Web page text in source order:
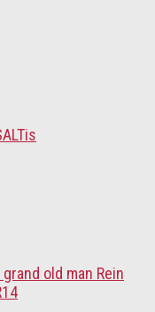
old man Rein